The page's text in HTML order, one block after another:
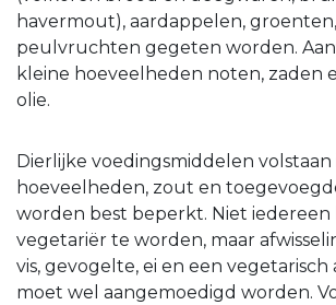
havermout), aardappelen,
peulvruchten gegeten worden.
kleine hoeveelheden noten, zaden
olie.
Dierlijke voedingsmiddelen
hoeveelheden, zout en
worden best beperkt. Niet iedereen
vegetariër te worden, maar
vis, gevogelte, ei en een
moet wel aangemoedigd worden.